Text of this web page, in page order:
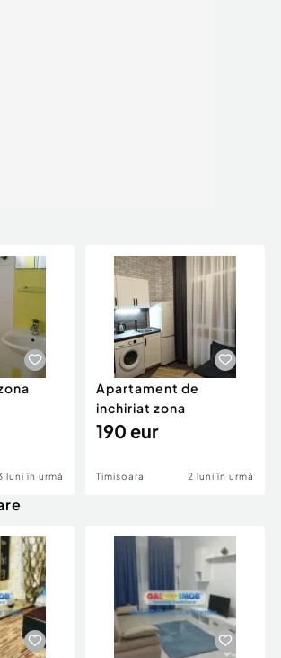
luni în urmă
Apartament de
inchiriat zona
190 eur
Timisoara 2 luni în urmă